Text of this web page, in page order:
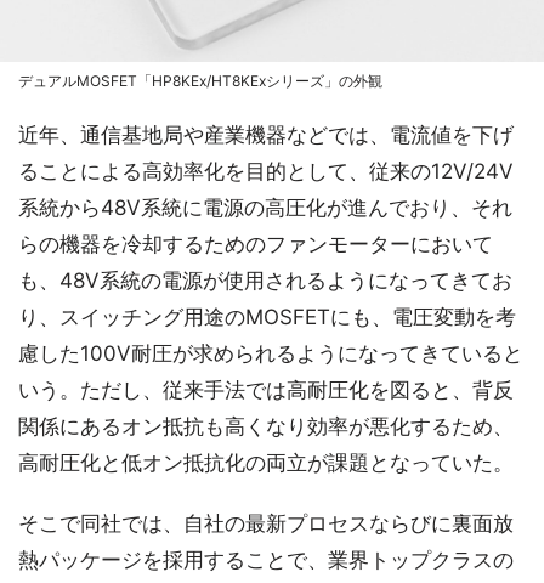
デュアルMOSFET「HP8KEx/HT8KExシリーズ」の外観
近年、通信基地局や産業機器などでは、電流値を下げ
ることによる高効率化を目的として、従来の12V/24V
系統から48V系統に電源の高圧化が進んでおり、それ
らの機器を冷却するためのファンモーターにおいて
も、48V系統の電源が使用されるようになってきてお
り、スイッチング用途のMOSFETにも、電圧変動を考
慮した100V耐圧が求められるようになってきていると
いう。ただし、従来手法では高耐圧化を図ると、背反
関係にあるオン抵抗も高くなり効率が悪化するため、
高耐圧化と低オン抵抗化の両立が課題となっていた。
そこで同社では、自社の最新プロセスならびに裏面放
熱パッケージを採用することで、業界トップクラスの